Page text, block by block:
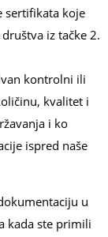
sertifikata koje
iz tačke 2.
kontrolni ili
kvalitet i
i ko
ispred naše
u
kada ste primili